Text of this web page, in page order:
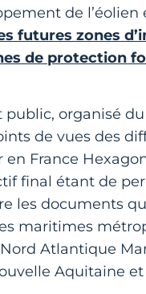
de
futures zones
de protection
public, organisé
de vues des
en France
final étant de
les documents
maritimes
Atlantique
Aquitaine